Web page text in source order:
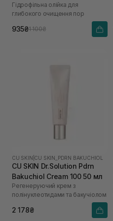
Oil 205 мл
Гідрофільна олійка для
глибокого очищення пор
935₴1 100₴
CU SKIN CU SKIN_PDRN BAKUCHIOL
CU SKIN Dr.Solution Pdrn
Bakuchiol Cream 100 50 мл
Регенеруючий крем з
полінуклеотидами та бакучіолом
2 178₴